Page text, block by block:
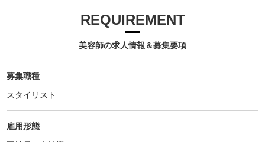
REQUIREMENT
美容師の求人情報＆募集要項
募集職種
スタイリスト
雇用形態